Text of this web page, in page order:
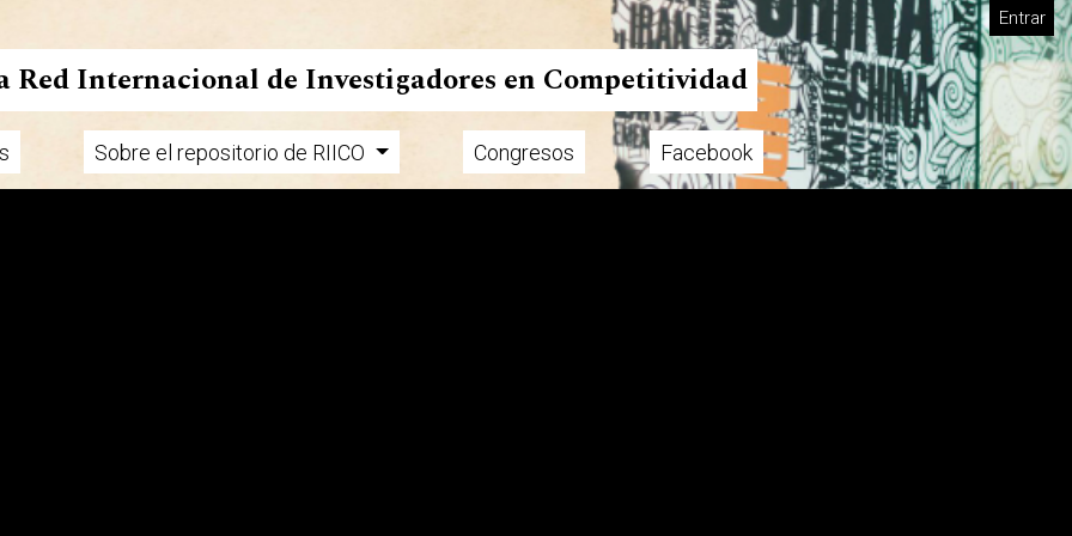
Entrar
Red Internacional de Investigadores en Competitividad
Sobre el repositorio de RIICO Congresos Facebook